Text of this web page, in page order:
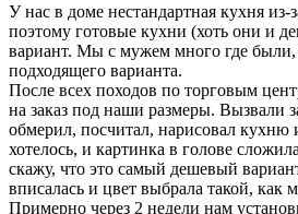
У нас в доме нестандартная кухня из-
поэтому готовые кухни (хоть они и
вариант. Мы с мужем много где
подходящего варианта.
После всех походов по торговым
на заказ под наши размеры. Вызвали
обмерил, посчитал, нарисовал кухню
хотелось, и картинка в голове
скажу, что это самый дешевый
вписалась и цвет выбрала такой, как
Примерно через 2 недели нам